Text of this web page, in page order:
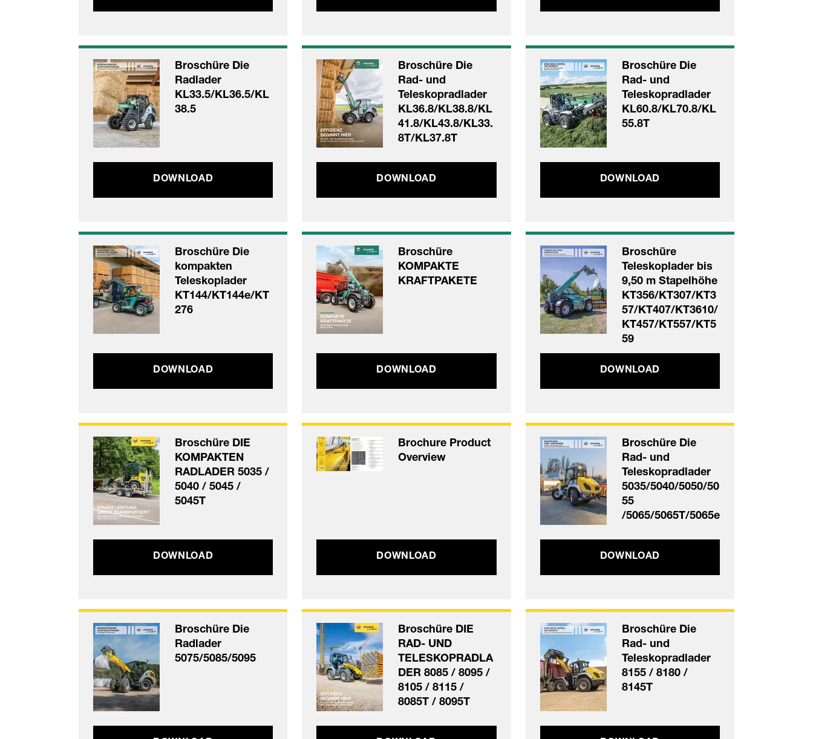
Broschüre Die
Radlader
KL33.5/KL36.5/KL
38.5
DOWNLOAD
Broschüre Die
Rad- und
Teleskopradlader
KL36.8/KL38.8/KL
41.8/KL43.8/KL33.
8T/KL37.8T
DOWNLOAD
Broschüre Die
Rad- und
Teleskopradlader
KL60.8/KL70.8/KL
55.8T
DOWNLOAD
Broschüre Die
kompakten
Teleskoplader
KT144/KT144e/KT
276
DOWNLOAD
Broschüre
KOMPAKTE
KRAFTPAKETE
DOWNLOAD
Broschüre
Teleskoplader bis
9,50 m Stapelhöhe
KT356/KT307/KT3
57/KT407/KT3610/
KT457/KT557/KT5
59
DOWNLOAD
Broschüre DIE
KOMPAKTEN
RADLADER 5035 /
5040 / 5045 /
5045T
DOWNLOAD
Brochure Product
Overview
DOWNLOAD
Broschüre Die
Rad- und
Teleskopradlader
5035/5040/5050/50
55
/5065/5065T/5065e
DOWNLOAD
Broschüre Die
Radlader
5075/5085/5095
Broschüre DIE
RAD- UND
TELESKOPRADLA
DER 8085 / 8095 /
8105 / 8115 /
8085T / 8095T
Broschüre Die
Rad- und
Teleskopradlader
8155 / 8180 /
8145T